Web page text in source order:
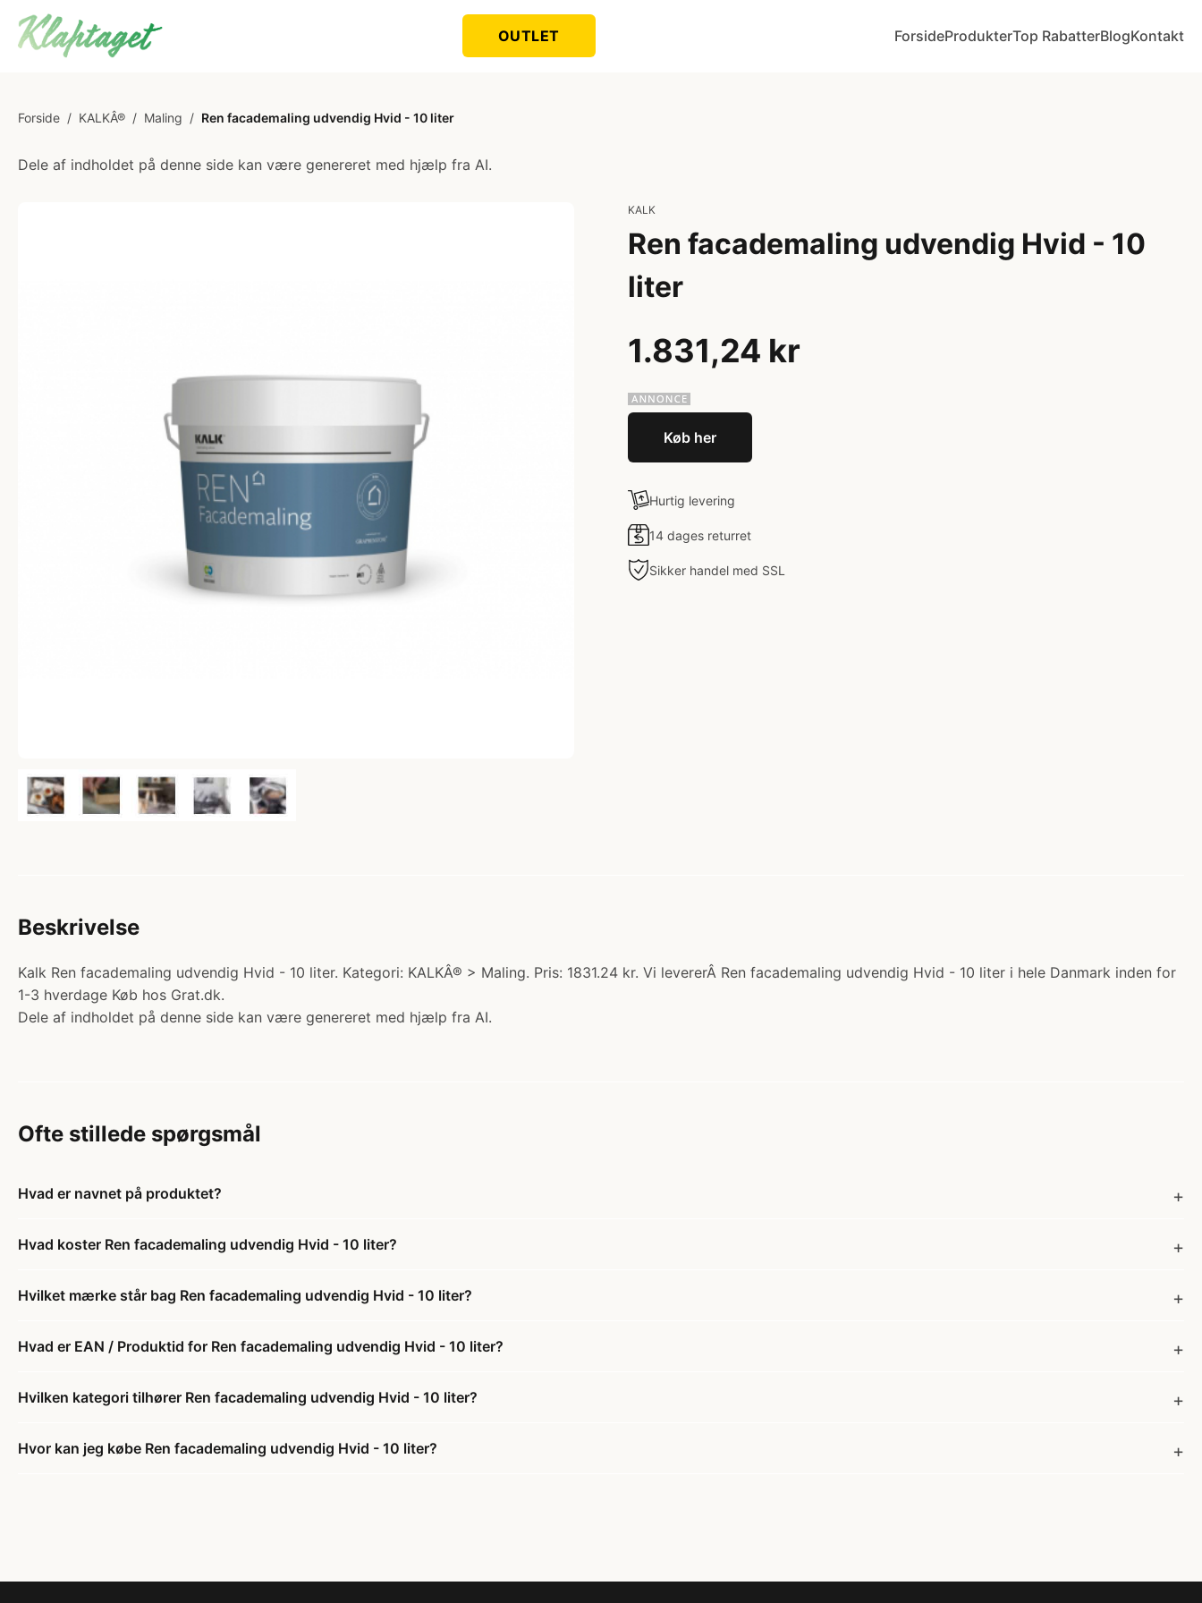
OUTLET ForsideProdukterTop RabatterBlogKontakt
Forside / KALKÂ® / Maling / Ren facademaling udvendig Hvid - 10 liter
Dele af indholdet på denne side kan være genereret med hjælp fra AI.
KALK
Ren facademaling udvendig Hvid - 10
liter
1.831,24 kr
Køb her
Hurtig levering
14 dages returret
Sikker handel med SSL
Beskrivelse
Kalk Ren facademaling udvendig Hvid - 10 liter. Kategori: KALKÂ® > Maling. Pris: 1831.24 kr. Vi levererÂ Ren facademaling udvendig Hvid - 10 liter i hele Danmark inden for
1-3 hverdage Køb hos Grat.dk.
Dele af indholdet på denne side kan være genereret med hjælp fra AI.
Ofte stillede spørgsmål
Hvad er navnet på produktet?
Hvad koster Ren facademaling udvendig Hvid - 10 liter?
Hvilket mærke står bag Ren facademaling udvendig Hvid - 10 liter?
Hvad er EAN / Produktid for Ren facademaling udvendig Hvid - 10 liter?
Hvilken kategori tilhører Ren facademaling udvendig Hvid - 10 liter?
Hvor kan jeg købe Ren facademaling udvendig Hvid - 10 liter?